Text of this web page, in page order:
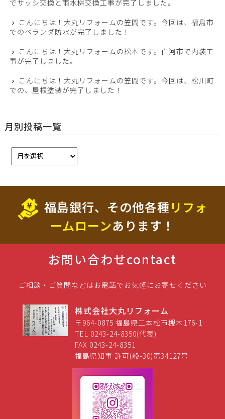
でサッシ交換と雨水桝交換工事が完了しました。
こんにちは！大丸リフォームの笠間です。今回は、福島市
でのベランダ防水が完了しました！
こんにちは！大丸リフォームの松本です。白河市で内装工
事が完了しました。
こんにちは！大丸リフォームの笠間です。今回は、松川町
での、屋根塗装が完了しました！
月別投稿一覧
福島銀行、その他各種 リフォ
ームローンあります！
お問い合わせcontact
ご相談・ご質問などはお電話でお気軽にお寄せください
株式会社大丸リフォーム
〒964-0875 福島県二本松市槻木176-1
TEL 0243-24-8350(代表)
FAX 0243-24-8351
福島県知事 許可(般-30)第34127号